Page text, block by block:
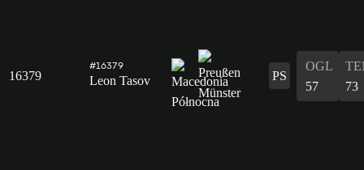
16379
#16379
Leon Tasov PS
OGL
57
73